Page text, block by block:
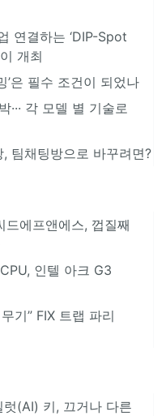
연결하는 ‘DIP-Spot
개최
’은 필수 조건이 되었나
각 모델 별 기술로
팀채팅방으로 바꾸려면?
에프앤에스, 껍질째
인텔 아크 G3
기” FIX 트랩 파리
(AI) 키, 끄거나 다른